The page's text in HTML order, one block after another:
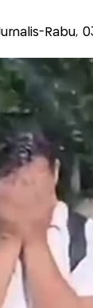
Rabu,